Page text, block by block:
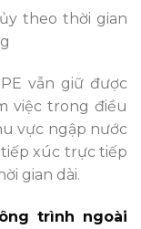
theo thời gian
vẫn giữ được
việc trong điều
vực ngập nước
xúc trực tiếp
gian dài.
trình ngoài